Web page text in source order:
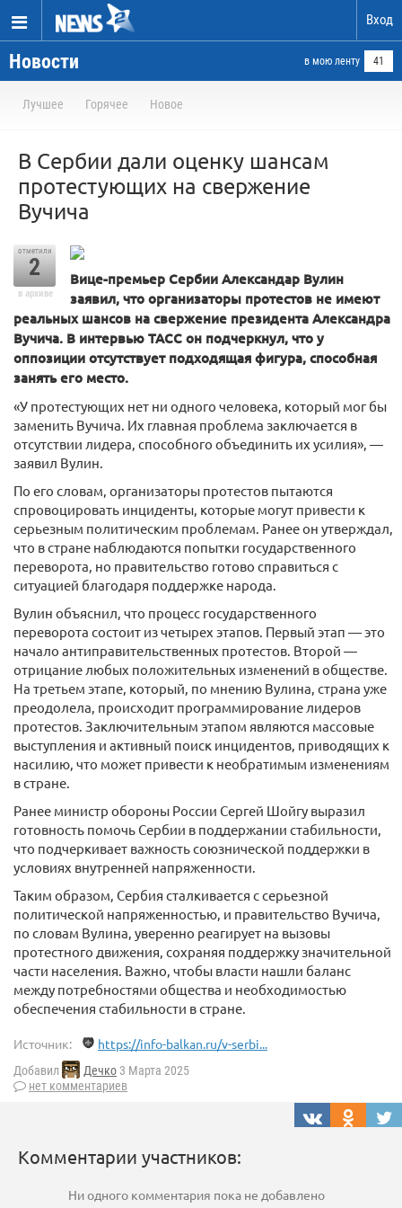
Вход
Новости в мою ленту 41
Лучшее Горячее Новое
В Сербии дали оценку шансам
протестующих на свержение
Вучича
отметили
2
в архиве
Вице-премьер Сербии Александар Вулин
заявил, что организаторы протестов не имеют
реальных шансов на свержение президента Александра
Вучича. В интервью ТАСС он подчеркнул, что у
оппозиции отсутствует подходящая фигура, способная
занять его место.
«У протестующих нет ни одного человека, который мог бы
заменить Вучича. Их главная проблема заключается в
отсутствии лидера, способного объединить их усилия», —
заявил Вулин.
По его словам, организаторы протестов пытаются
спровоцировать инциденты, которые могут привести к
серьезным политическим проблемам. Ранее он утверждал,
что в стране наблюдаются попытки государственного
переворота, но правительство готово справиться с
ситуацией благодаря поддержке народа.
Вулин объяснил, что процесс государственного
переворота состоит из четырех этапов. Первый этап — это
начало антиправительственных протестов. Второй —
отрицание любых положительных изменений в обществе.
На третьем этапе, который, по мнению Вулина, страна уже
преодолела, происходит программирование лидеров
протестов. Заключительным этапом являются массовые
выступления и активный поиск инцидентов, приводящих к
насилию, что может привести к необратимым изменениям
в стране.
Ранее министр обороны России Сергей Шойгу выразил
готовность помочь Сербии в поддержании стабильности,
что подчеркивает важность союзнической поддержки в
условиях внутренней напряженности.
Таким образом, Сербия сталкивается с серьезной
политической напряженностью, и правительство Вучича,
по словам Вулина, уверенно реагирует на вызовы
протестного движения, сохраняя поддержку значительной
части населения. Важно, чтобы власти нашли баланс
между потребностями общества и необходимостью
обеспечения стабильности в стране.
Источник: https://info-balkan.ru/v-serbi...
Добавил Дечко 3 Марта 2025
нет комментариев
Комментарии участников:
Ни одного комментария пока не добавлено